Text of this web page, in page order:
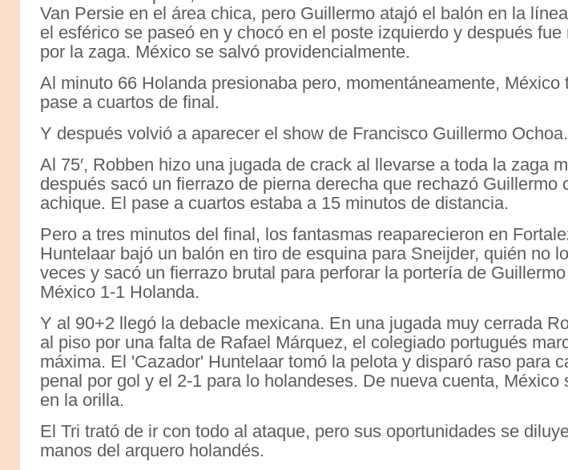
Van Persie en el área chica, pero Guillermo atajó el balón en la
el esférico se paseó en y chocó en el poste izquierdo y después fue
por la zaga. México se salvó providencialmente.
Al minuto 66 Holanda presionaba pero, momentáneamente, México
pase a cuartos de final.
Y después volvió a aparecer el show de Francisco Guillermo Ochoa.
Al 75′, Robben hizo una jugada de crack al llevarse a toda la zaga
después sacó un fierrazo de pierna derecha que rechazó Guillermo
achique. El pase a cuartos estaba a 15 minutos de distancia.
Pero a tres minutos del final, los fantasmas reaparecieron en
Huntelaar bajó un balón en tiro de esquina para Sneijder, quién no
veces y sacó un fierrazo brutal para perforar la portería de
México 1-1 Holanda.
Y al 90+2 llegó la debacle mexicana. En una jugada muy cerrada
al piso por una falta de Rafael Márquez, el colegiado portugués
máxima. El 'Cazador' Huntelaar tomó la pelota y disparó raso para
penal por gol y el 2-1 para lo holandeses. De nueva cuenta, México
en la orilla.
El Tri trató de ir con todo al ataque, pero sus oportunidades se
manos del arquero holandés.